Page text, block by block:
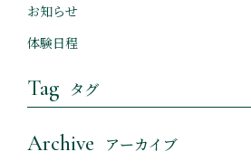
お知らせ
体験日程
Tag タグ
Archive アーカイブ